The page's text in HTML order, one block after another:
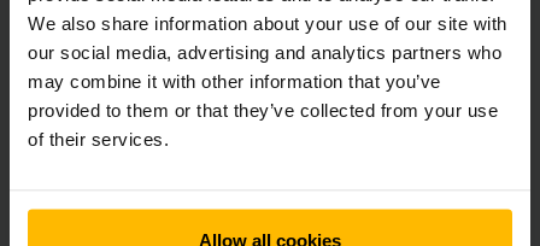
We also share information about your use of our site with
our social media, advertising and analytics partners who
may combine it with other information that you’ve
provided to them or that they’ve collected from your use
of their services.
Allow all cookies
量装置的手动叉车会非常方便。永恒力手动叉车采用货物平衡原
理，可以实现货物的承重。带有称重设备的手动叉车具有较大精
确度，将称重传感器安装到货叉的四个端点可确保精确的重量检
测，更大倾斜角度可达2度。